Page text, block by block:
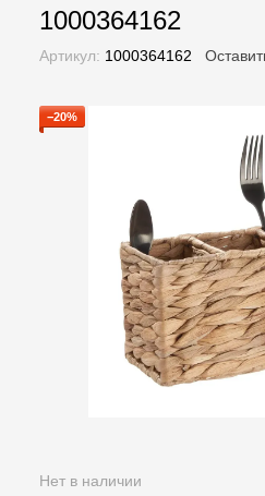
1000364162
Артикул: 1000364162
−20%
Нет в наличии